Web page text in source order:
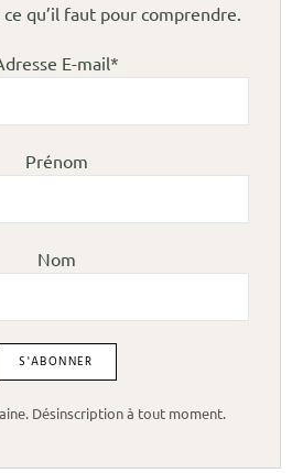
qu’il faut pour comprendre.
E-mail*
Prénom
Nom
Désinscription à tout moment.